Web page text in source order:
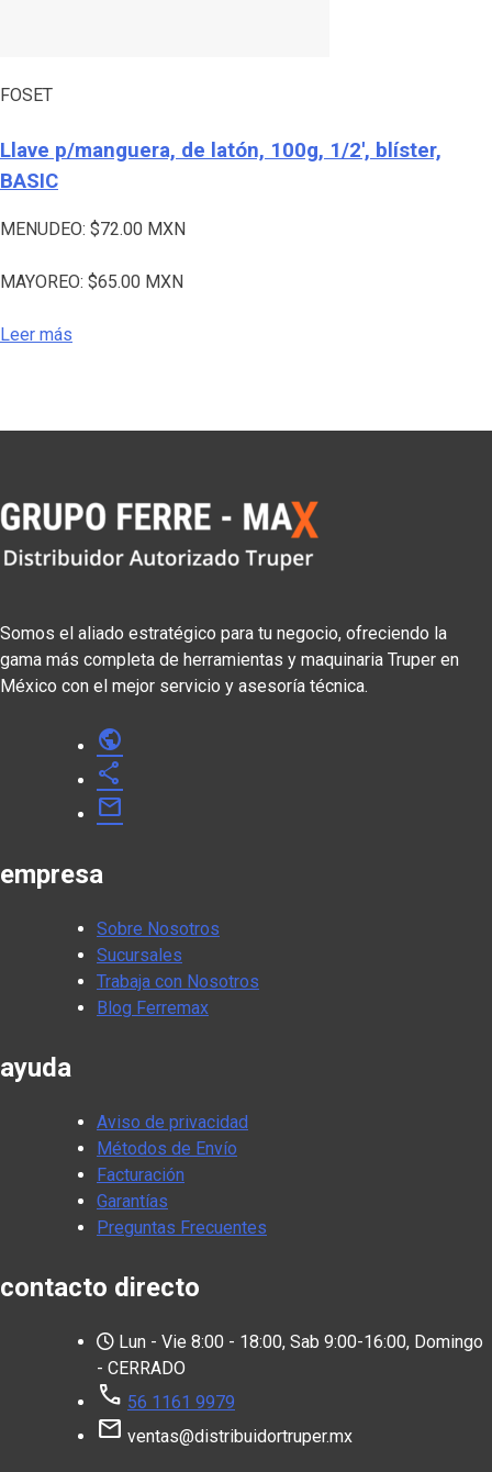
FOSET
Llave p/manguera, de latón, 100g, 1/2′, blíster,
BASIC
MENUDEO: $72.00 MXN
MAYOREO: $65.00 MXN
Leer más
Somos el aliado estratégico para tu negocio, ofreciendo la
gama más completa de herramientas y maquinaria Truper en
México con el mejor servicio y asesoría técnica.
public
share
mail
empresa
Sobre Nosotros
Sucursales
Trabaja con Nosotros
Blog Ferremax
ayuda
Aviso de privacidad
Métodos de Envío
Facturación
Garantías
Preguntas Frecuentes
contacto directo
Lun - Vie 8:00 - 18:00, Sab 9:00-16:00, Domingo
- CERRADO
call 56 1161 9979
mail ventas@distribuidortruper.mx